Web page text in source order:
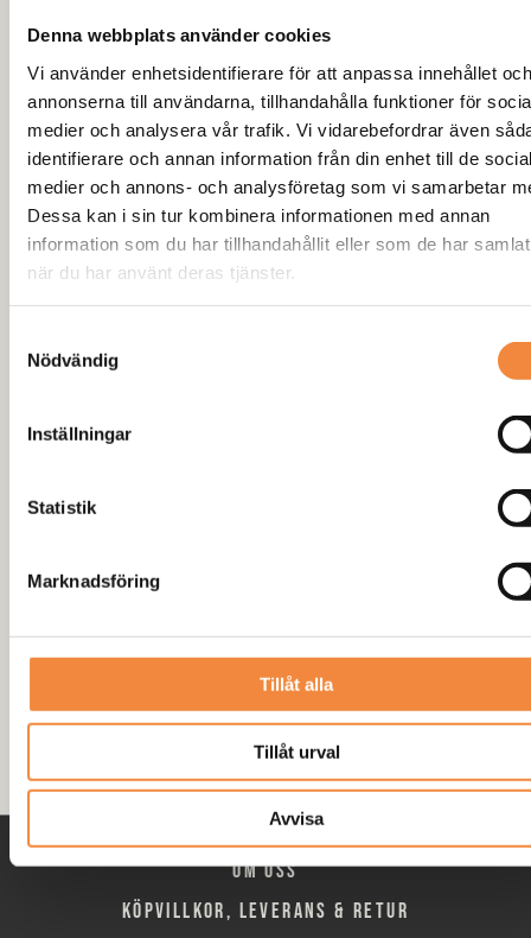
Denna webbplats använder cookies
Vi använder enhetsidentifierare för att anpassa innehållet och
annonserna till användarna, tillhandahålla funktioner för
medier och analysera vår trafik. Vi vidarebefordrar även
identifierare och annan information från din enhet till de
medier och annons- och analysföretag som vi samarbetar
Dessa kan i sin tur kombinera informationen med annan
information som du har tillhandahållit eller som de har
när du har använt deras tjänster.
Nödvändig
Inställningar
Statistik
Marknadsföring
Tillåt alla
Tillåt urval
Avvisa
Produkten finns i vårt lokala lager och butik i
Rödåsel
Beskrivning
med hål för montering av linstyrning (Både med rullar och
Dubbla hålbilder i samma plåt
Bredd : 187 mm
Om oss
Köpvillkor, leverans & retur